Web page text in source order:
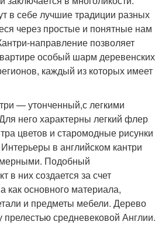
в себе лучшие традиции разных
через простые и понятные нам
направление позволяет
особый шарм деревенских
каждый из которых имеет
— утонченный,с легкими
него характерны легкий флер
цветов и старомодные рисунки
в английском кантри
Подобный
в них создается за счет
как основного материала,
и предметы мебели. Дерево
средневековой Англии.